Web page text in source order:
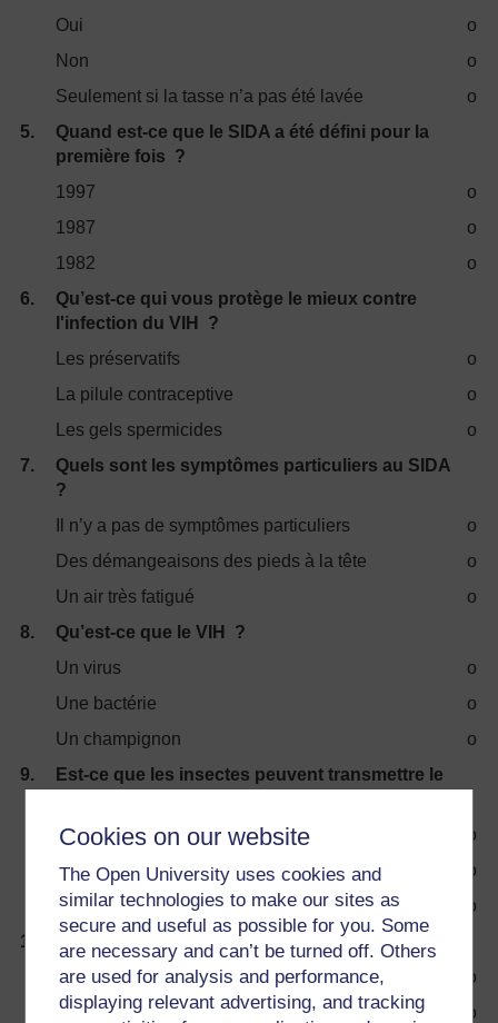
Cookies on our website
The Open University uses cookies and
similar technologies to make our sites as
secure and useful as possible for you. Some
are necessary and can’t be turned off. Others
are used for analysis and performance,
displaying relevant advertising, and tracking
Oui
o
Non
o
Seulement si la tasse n’a pas été lavée
o
5.
Quand est-ce que le SIDA a été défini pour la
première fois ?
1997
o
1987
o
1982
o
6.
Qu’est-ce qui vous protège le mieux contre
l'infection du VIH ?
Les préservatifs
o
La pilule contraceptive
o
Les gels spermicides
o
7.
Quels sont les symptômes particuliers au SIDA
?
Il n’y a pas de symptômes particuliers
o
Des démangeaisons des pieds à la tête
o
Un air très fatigué
o
8.
Qu’est-ce que le VIH ?
Un virus
o
Une bactérie
o
Un champignon
o
9.
Est-ce que les insectes peuvent transmettre le
Seulement les moustiques
o
Oui
o
Non
o
10.
Que veut dire l’acronyme MST ?
Maladie sexuellement transmissible
o
Médecin spécialiste traitant
o